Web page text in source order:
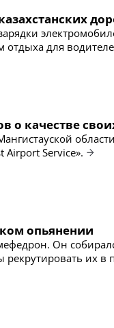
отдыха для
о качестве
Airport Service».
опьянении
Он
рекрутировать их в